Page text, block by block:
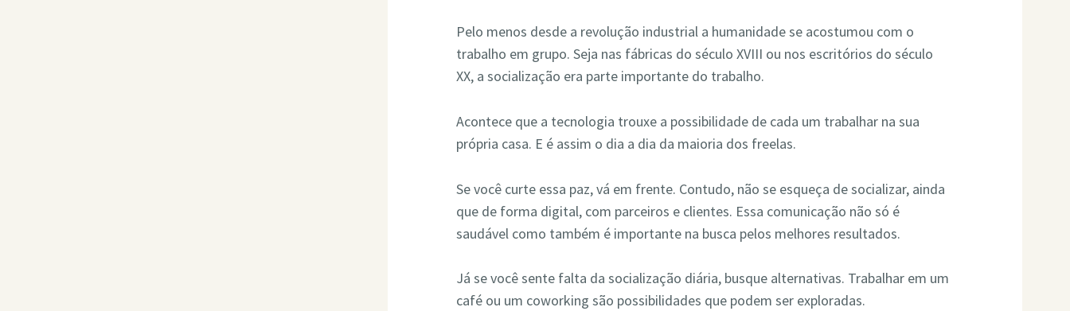
Pelo menos desde a revolução industrial a humanidade se acostumou com o
trabalho em grupo. Seja nas fábricas do século XVIII ou nos escritórios do século
XX, a socialização era parte importante do trabalho.
Acontece que a tecnologia trouxe a possibilidade de cada um trabalhar na sua
própria casa. E é assim o dia a dia da maioria dos freelas.
Se você curte essa paz, vá em frente. Contudo, não se esqueça de socializar, ainda
que de forma digital, com parceiros e clientes. Essa comunicação não só é
saudável como também é importante na busca pelos melhores resultados.
Já se você sente falta da socialização diária, busque alternativas. Trabalhar em um
café ou um coworking são possibilidades que podem ser exploradas.